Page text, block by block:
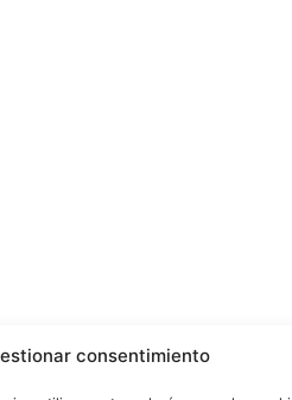
consentimiento